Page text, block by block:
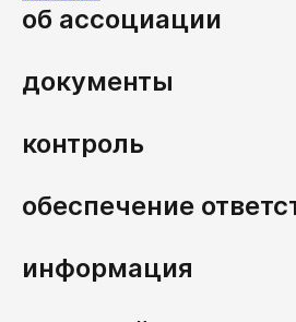
об ассоциации
документы
контроль
обеспечение
информация